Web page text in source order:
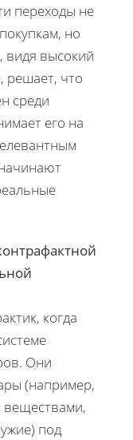
переходы не
но
видя высокий
решает, что
среди
его на
когда
Они
(например,
под